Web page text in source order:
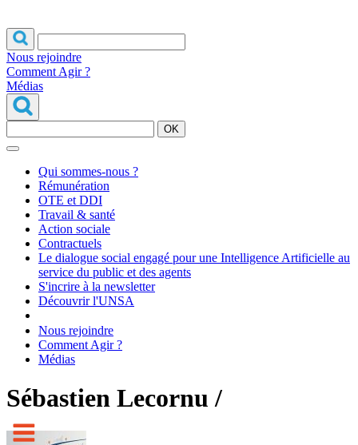
Nous rejoindre
Comment Agir ?
Médias
OK
Qui sommes-nous ?
Rémunération
OTE et DDI
Travail & santé
Action sociale
Contractuels
Le dialogue social engagé pour une Intelligence Artificielle au
service du public et des agents
S'incrire à la newsletter
Découvrir l'UNSA
Nous rejoindre
Comment Agir ?
Médias
Sébastien Lecornu /